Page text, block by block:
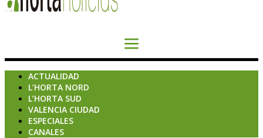
ACTUALIDAD
L’HORTA NORD
L’HORTA SUD
VALENCIA CIUDAD
ESPECIALES
CANALES